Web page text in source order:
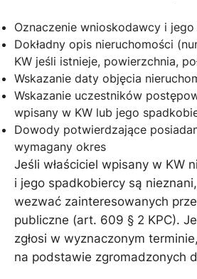
Oznaczenie wnioskodawcy i jego
Dokładny opis nieruchomości
KW jeśli istnieje, powierzchnia,
Wskazanie daty objęcia
Wskazanie uczestników
wpisany w KW lub jego
Dowody potwierdzające
wymagany okres
Jeśli właściciel wpisany w KW
i jego spadkobiercy są
wezwać zainteresowanych
publiczne (art. 609 § 2 KPC).
zgłosi w wyznaczonym
na podstawie zgromadzonych